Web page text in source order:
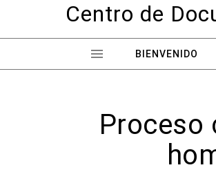
Centro de
BIENVENIDO
Proceso